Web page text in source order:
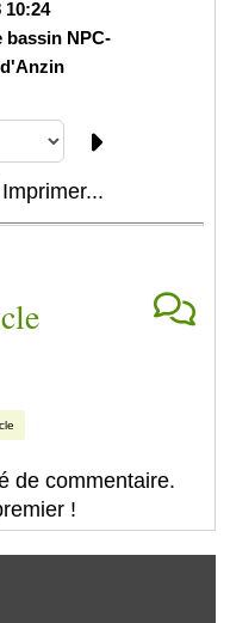
10:24
bassin NPC-
de commentaire.
!